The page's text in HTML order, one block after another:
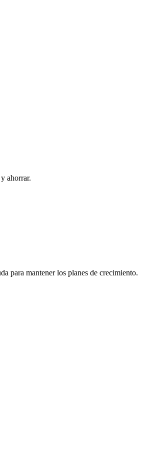
ahorrar.
para mantener los planes de crecimiento.